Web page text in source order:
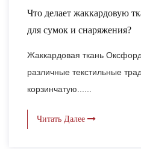
Что делает жаккардовую
для сумок и снаряжения?
Жаккардовая ткань
различные текстильные
корзинчатую......
Читать Далее